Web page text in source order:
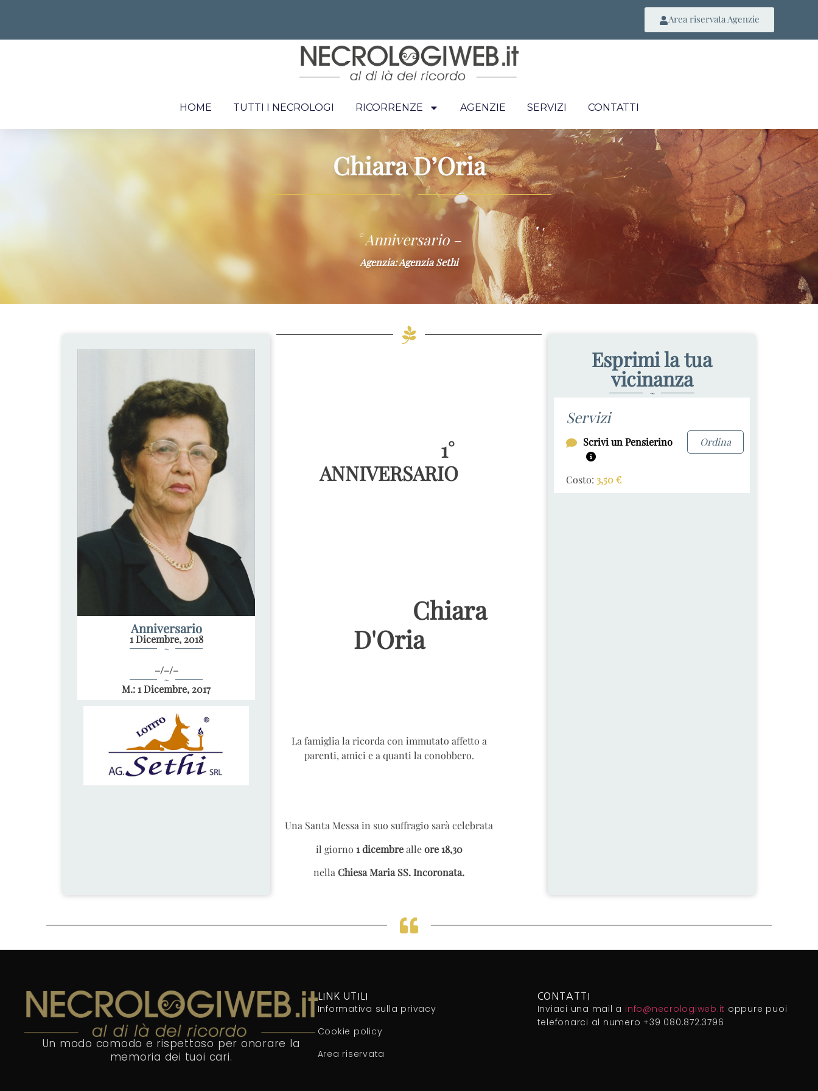
Area riservata Agenzie
HOME TUTTI I NECROLOGI RICORRENZE AGENZIE SERVIZI CONTATTI
Chiara D’Oria
~
° Anniversario –
Agenzia: Agenzia Sethi
Anniversario
1 Dicembre, 2018
~
–/–/–
~
M.: 1 Dicembre, 2017
1°
ANNIVERSARIO
Chiara
D'Oria
La famiglia la ricorda con immutato affetto a
parenti, amici e a quanti la conobbero.
Una Santa Messa in suo suffragio sarà celebrata
il giorno 1 dicembrealleore 18,30
nella Chiesa Maria SS. Incoronata.
Esprimi la tua
vicinanza
~
Servizi
Scrivi un Pensierino Ordina
Costo: 3,50€
Un modo comodo e rispettoso per onorare la
memoria dei tuoi cari.
LINK UTILI
Informativa sulla privacy
Cookie policy
Area riservata
CONTATTI
Inviaci una mail a info@necrologiweb.it oppure puoi
telefonarci al numero +39 080.872.3796